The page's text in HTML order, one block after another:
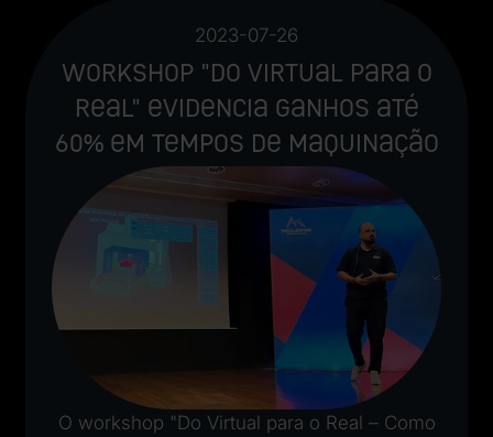
2023-07-26
Workshop "Do Virtual para o
Real" evidencia ganhos até
60% em tempos de maquinação
O workshop "Do Virtual para o Real – Como